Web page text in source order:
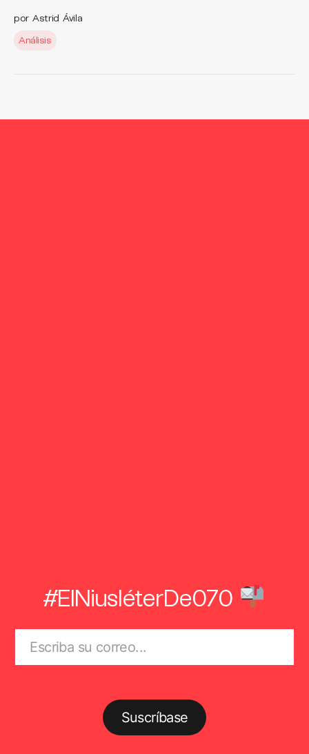
por Astrid Ávila
Análisis
#ElNiusléterDe070
Suscríbase